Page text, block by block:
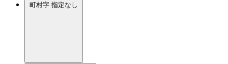
町村字 指定なし